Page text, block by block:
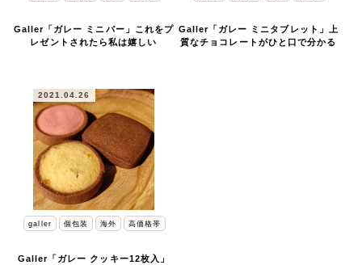
Galler「ガレー ミニバー」これをプ
レゼントされたら私は嬉しい
Galler「ガレー ミニタブレット」上
質なチョコレートがひと口で分かる
2021.04.26
galler 個包装 海外 高価格帯
Galler「ガレー クッキー12枚入」